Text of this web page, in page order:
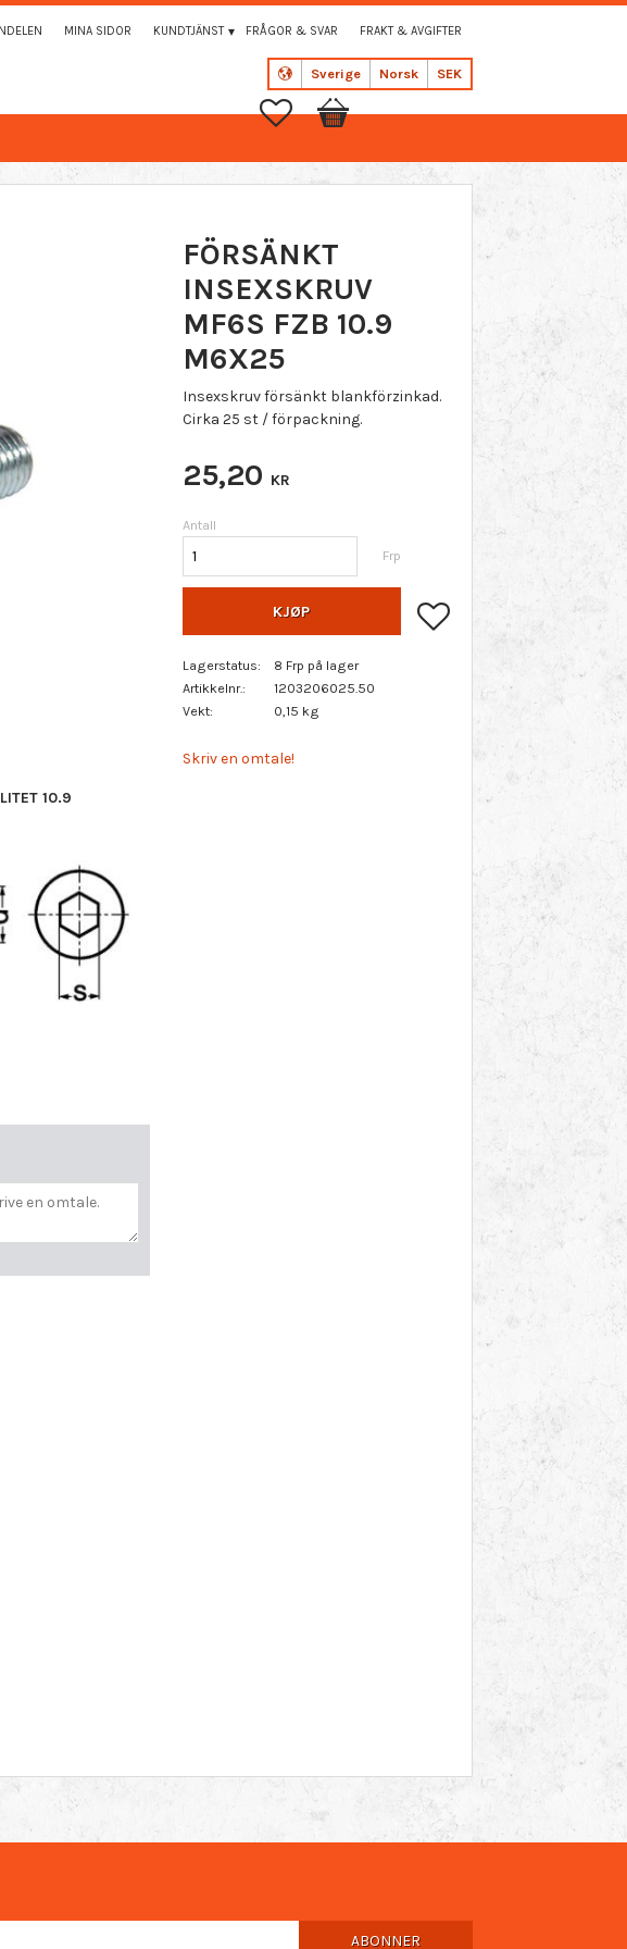
Sverige Norsk SEK
MINA SIDOR KUNDTJÄNST FRÅGOR & SVAR FRAKT & AVGIFTER
Favoritter
Handlekurv
FÖRSÄNKT
INSEXSKRUV
MF6S FZB 10.9
M6X25
Insexskruv försänkt blankförzinkad.
Cirka 25 st / förpackning.
25,20 KR
Antall
Frp
KJØP Lagre som favoritt
Lagerstatus
8 Frp på lager
Artikkelnr.
1203206025.50
Vekt
0,15 kg
Skriv en omtale!
10.9
ABONNER